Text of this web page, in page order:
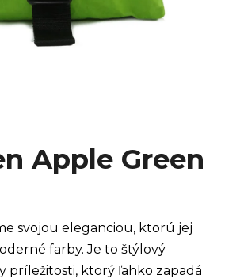
Apple Green
svojou eleganciou, ktorú jej
farby. Je to štýlový
príležitosti, ktorý ľahko zapadá